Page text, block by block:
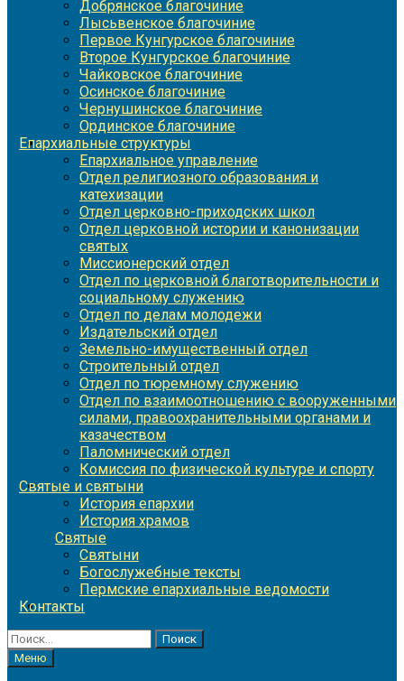
Добрянское благочиние
Лысьвенское благочиние
Первое Кунгурское благочиние
Второе Кунгурское благочиние
Чайковское благочиние
Осинское благочиние
Чернушинское благочиние
Ординское благочиние
Епархиальные структуры
Епархиальное управление
Отдел религиозного образования и
катехизации
Отдел церковно-приходских школ
Отдел церковной истории и канонизации
святых
Миссионерский отдел
Отдел по церковной благотворительности и
социальному служению
Отдел по делам молодежи
Издательский отдел
Земельно-имущественный отдел
Строительный отдел
Отдел по тюремному служению
Отдел по взаимоотношению с вооруженными
силами, правоохранительными органами и
казачеством
Паломнический отдел
Комиссия по физической культуре и спорту
Святые и святыни
История епархии
История храмов
Святые
Святыни
Богослужебные тексты
Пермские епархиальные ведомости
Контакты
Найти:
Меню